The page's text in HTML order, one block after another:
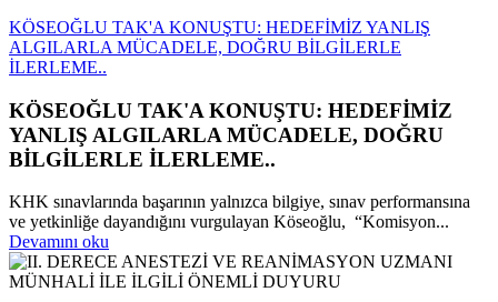
KÖSEOĞLU TAK'A KONUŞTU: HEDEFİMİZ YANLIŞ
ALGILARLA MÜCADELE, DOĞRU BİLGİLERLE
İLERLEME..
KÖSEOĞLU TAK'A KONUŞTU: HEDEFİMİZ
YANLIŞ ALGILARLA MÜCADELE, DOĞRU
BİLGİLERLE İLERLEME..
KHK sınavlarında başarının yalnızca bilgiye, sınav performansına
ve yetkinliğe dayandığını vurgulayan Köseoğlu, “Komisyon...
Devamını oku